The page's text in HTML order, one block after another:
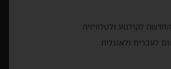
לקולנוע ולטלוויזיה